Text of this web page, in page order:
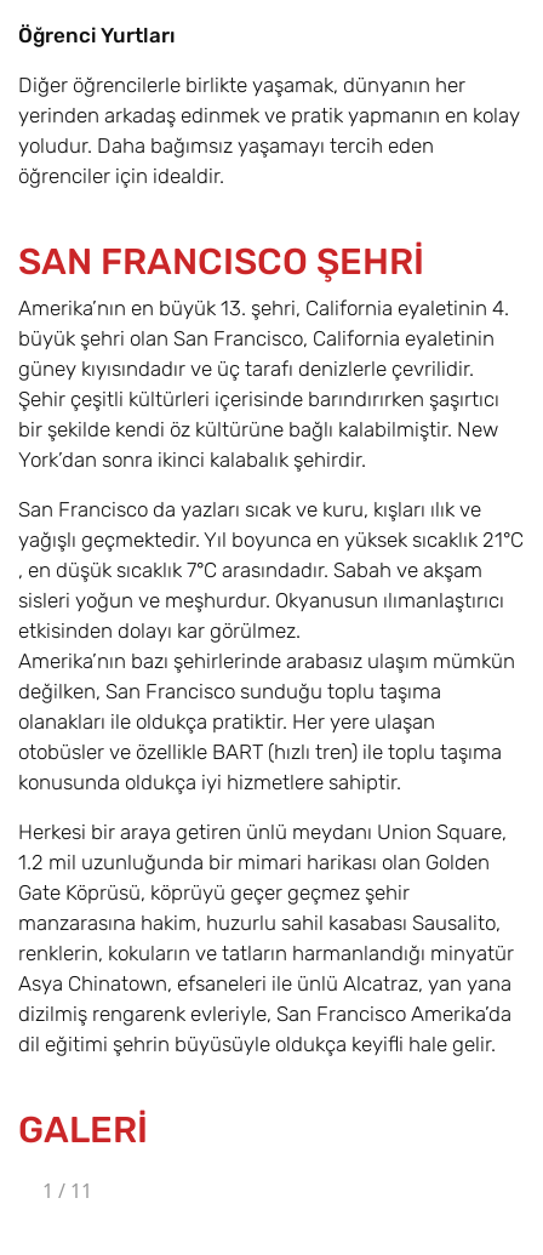
Öğrenci Yurtları
Diğer öğrencilerle birlikte yaşamak, dünyanın her
yerinden arkadaş edinmek ve pratik yapmanın en kolay
yoludur. Daha bağımsız yaşamayı tercih eden
öğrenciler için idealdir.
SAN FRANCISCO ŞEHRİ
Amerika’nın en büyük 13. şehri, California eyaletinin 4.
büyük şehri olan San Francisco, California eyaletinin
güney kıyısındadır ve üç tarafı denizlerle çevrilidir.
Şehir çeşitli kültürleri içerisinde barındırırken şaşırtıcı
bir şekilde kendi öz kültürüne bağlı kalabilmiştir. New
York’dan sonra ikinci kalabalık şehirdir.
San Francisco da yazları sıcak ve kuru, kışları ılık ve
yağışlı geçmektedir. Yıl boyunca en yüksek sıcaklık 21°C
, en düşük sıcaklık 7°C arasındadır. Sabah ve akşam
sisleri yoğun ve meşhurdur. Okyanusun ılımanlaştırıcı
etkisinden dolayı kar görülmez.
Amerika’nın bazı şehirlerinde arabasız ulaşım mümkün
değilken, San Francisco sunduğu toplu taşıma
olanakları ile oldukça pratiktir. Her yere ulaşan
otobüsler ve özellikle BART (hızlı tren) ile toplu taşıma
konusunda oldukça iyi hizmetlere sahiptir.
Herkesi bir araya getiren ünlü meydanı Union Square,
1.2 mil uzunluğunda bir mimari harikası olan Golden
Gate Köprüsü, köprüyü geçer geçmez şehir
manzarasına hakim, huzurlu sahil kasabası Sausalito,
renklerin, kokuların ve tatların harmanlandığı minyatür
Asya Chinatown, efsaneleri ile ünlü Alcatraz, yan yana
dizilmiş rengarenk evleriyle, San Francisco Amerika’da
dil eğitimi şehrin büyüsüyle oldukça keyifli hale gelir.
GALERİ
1 / 11